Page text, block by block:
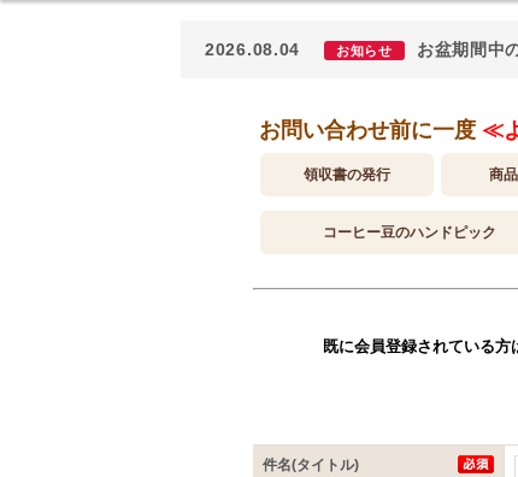
2026.08.04 お知らせ お盆期間中
お問い合わせ前に一度 ≪
領収書の発行 商
コーヒー豆のハンドピック
既に会員登録されている方
件名(タイトル)